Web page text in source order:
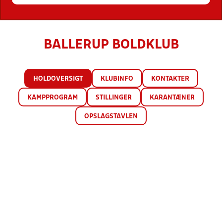
BALLERUP BOLDKLUB
HOLDOVERSIGT KLUBINFO KONTAKTER
KAMPPROGRAM STILLINGER KARANTÆNER
OPSLAGSTAVLEN